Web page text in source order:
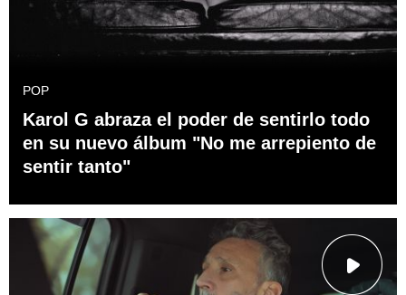
POP
Karol G abraza el poder de sentirlo todo
en su nuevo álbum "No me arrepiento de
sentir tanto"